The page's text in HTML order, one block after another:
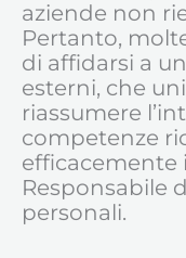
aziende non
Pertanto,
di affidarsi a
esterni, che
riassumere
competenze
efficacemente
Responsabile
personali.